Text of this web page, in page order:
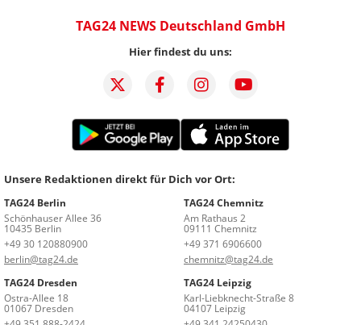
TAG24 NEWS Deutschland GmbH
Hier findest du uns:
Unsere Redaktionen direkt für Dich vor Ort:
TAG24 Berlin
Schönhauser Allee 36
10435 Berlin
+49 30 120880900
berlin@tag24.de
TAG24 Chemnitz
Am Rathaus 2
09111 Chemnitz
+49 371 6906600
chemnitz@tag24.de
TAG24 Dresden
Ostra-Allee 18
01067 Dresden
TAG24 Leipzig
Karl-Liebknecht-Straße 8
04107 Leipzig